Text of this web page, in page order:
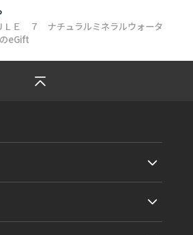
ＬＥ ７ ナチュラルミネラルウォータ
eGift